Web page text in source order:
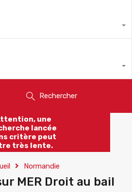
Rechercher
une
lancée
critère peut
très lente.
Normandie
MER Droit au bail